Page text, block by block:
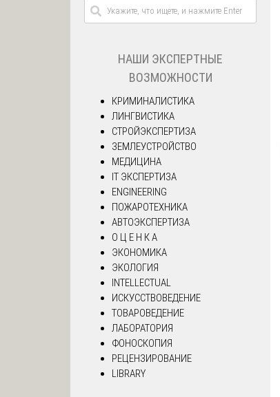
НАШИ ЭКСПЕРТНЫЕ
ВОЗМОЖНОСТИ
КРИМИНАЛИСТИКА
ЛИНГВИСТИКА
СТРОЙЭКСПЕРТИЗА
ЗЕМЛЕУСТРОЙСТВО
МЕДИЦИНА
IT ЭКСПЕРТИЗА
ENGINEERING
ПОЖАРОТЕХНИКА
АВТОЭКСПЕРТИЗА
О Ц Е Н К А
ЭКОНОМИКА
ЭКОЛОГИЯ
INTELLECTUAL
ИСКУССТВОВЕДЕНИЕ
ТОВАРОВЕДЕНИЕ
ЛАБОРАТОРИЯ
ФОНОСКОПИЯ
РЕЦЕНЗИРОВАНИЕ
LIBRARY